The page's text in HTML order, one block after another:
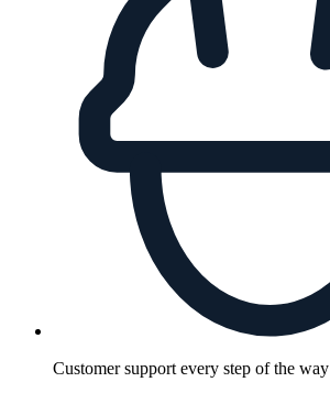
Customer support every step of the way